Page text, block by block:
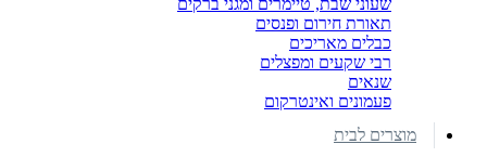
תאורת חירום ופנסים
כבלים מאריכים
רבי שקעים ומפצלים
שנאים
פעמונים ואינטרקום
מוצרים לבית